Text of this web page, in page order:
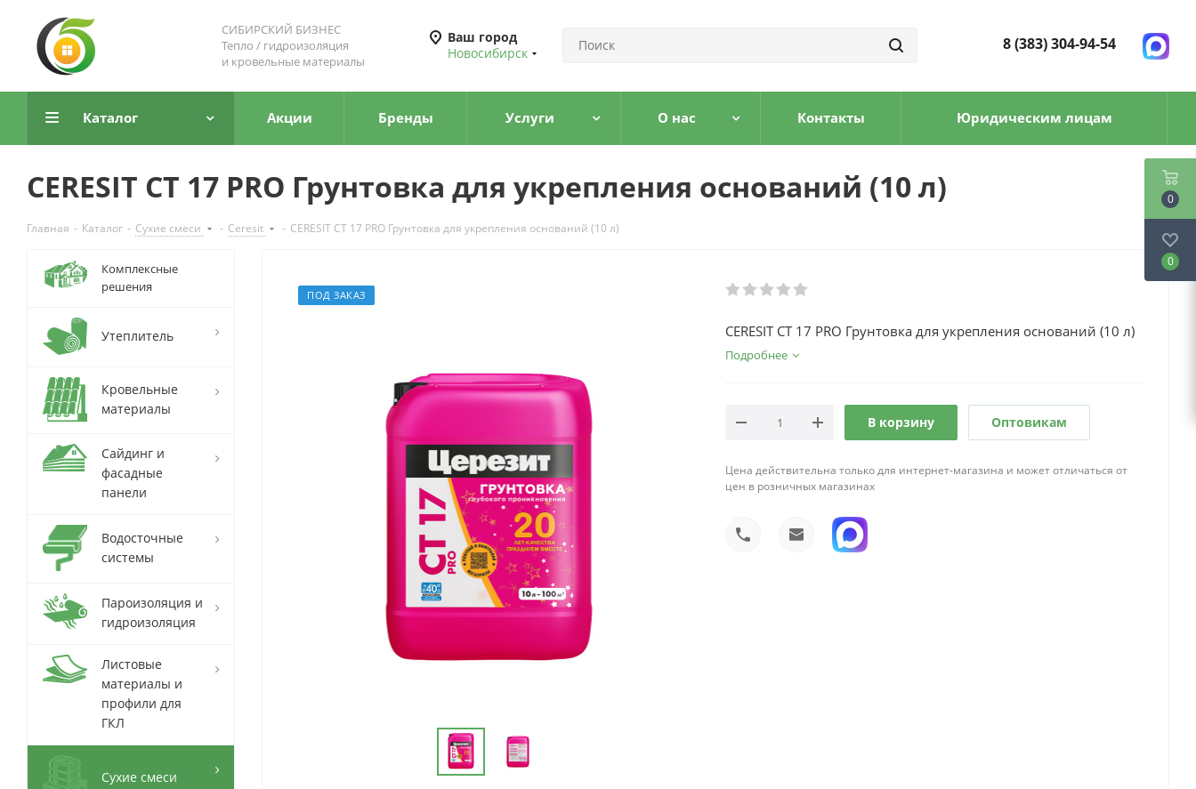
СИБИРСКИЙ БИЗНЕС
Тепло / гидроизоляция
и кровельные материалы
Ваш город
Новосибирск
8 (383) 304-94-54
Каталог Акции Бренды Услуги О нас Контакты Юридическим лицам
CERESIT СТ 17 PRO Грунтовка для укрепления оснований (10 л)
Главная - Каталог - Сухие смеси - Ceresit - CERESIT СТ 17 PRO Грунтовка для укрепления оснований (10 л)
ПОД ЗАКАЗ
CERESIT СТ 17 PRO Грунтовка для укрепления оснований (10 л)
Подробнее
В корзину Оптовикам
Цена действительна только для интернет-магазина и может отличаться от
цен в розничных магазинах
Комплексные
решения
Утеплитель
Кровельные
материалы
Сайдинг и
фасадные
панели
Водосточные
системы
Пароизоляция и
гидроизоляция
Листовые
материалы и
профили для
ГКЛ
Сухие смеси
0
0